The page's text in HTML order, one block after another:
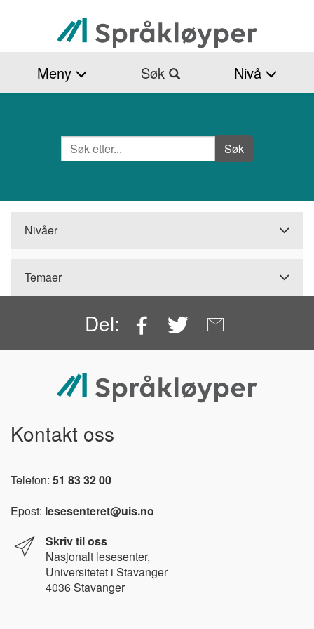
hovedinnhold
Meny Søk Nivå
Søk
Nivåer
Temaer
Del: Facebook
Twitter
Kontakt oss
Telefon: 51 83 32 00
Epost: lesesenteret@uis.no
Skriv til oss
Nasjonalt lesesenter,
Universitetet i Stavanger
4036 Stavanger